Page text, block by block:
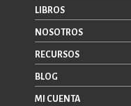
CUCEA
CUCBA
CUCEI
CUCSH
CUAAD
CUCBA
CUCOSTA
CUCHAPALA
CUCSH
LIBROS
TODOS LOS LIBROS
E-BOOKS
CATÁLOGOS
NOSOTROS
SOBRE NOSOTROS
CONTACTO
RECURSOS
PROMOCIONALES
CONVOCATORIAS
BLOG
LA VENTANA ROJA
MI CUENTA